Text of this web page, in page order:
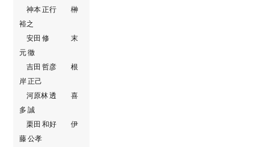
神本 正行 榊
裕之
安田 修 末
元 徹
吉田 哲彦 根
岸 正己
河原林 透 喜
多 誠
栗田 和好 伊
藤 公孝